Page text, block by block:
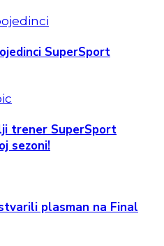
SuperSport
trener SuperSport
sezoni!
plasman na Final